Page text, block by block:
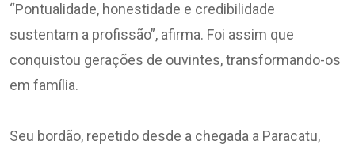
“Pontualidade, honestidade e credibilidade
sustentam a profissão”, afirma. Foi assim que
conquistou gerações de ouvintes, transformando-os
em família.
Seu bordão, repetido desde a chegada a Paracatu,